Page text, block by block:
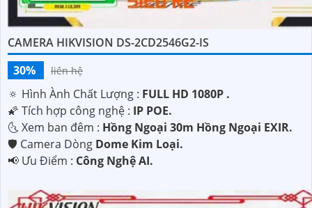
CAMERA HIKVISION DS-2CD2546G2-IS
30%
liên hệ
🔅 Hình Ành Chất Lượng : FULL HD 1080P .
🌠 Tích hợp công nghệ : IP POE.
🌜 Xem ban đêm : Hồng Ngoại 30m Hồng Ngoại EXIR.
🛡 Camera Dòng Dome Kim Loại.
️📢 Ưu Điểm : Công Nghệ AI.